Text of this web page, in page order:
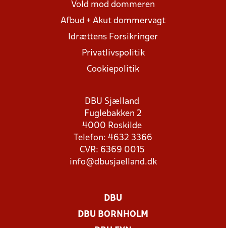
Vold mod dommeren
Afbud + Akut dommervagt
Idrættens Forsikringer
Privatlivspolitik
Cookiepolitik
DBU Sjælland
Fuglebakken 2
4000 Roskilde
Telefon: 4632 3366
CVR: 6369 0015
info@dbusjaelland.dk
DBU
DBU BORNHOLM